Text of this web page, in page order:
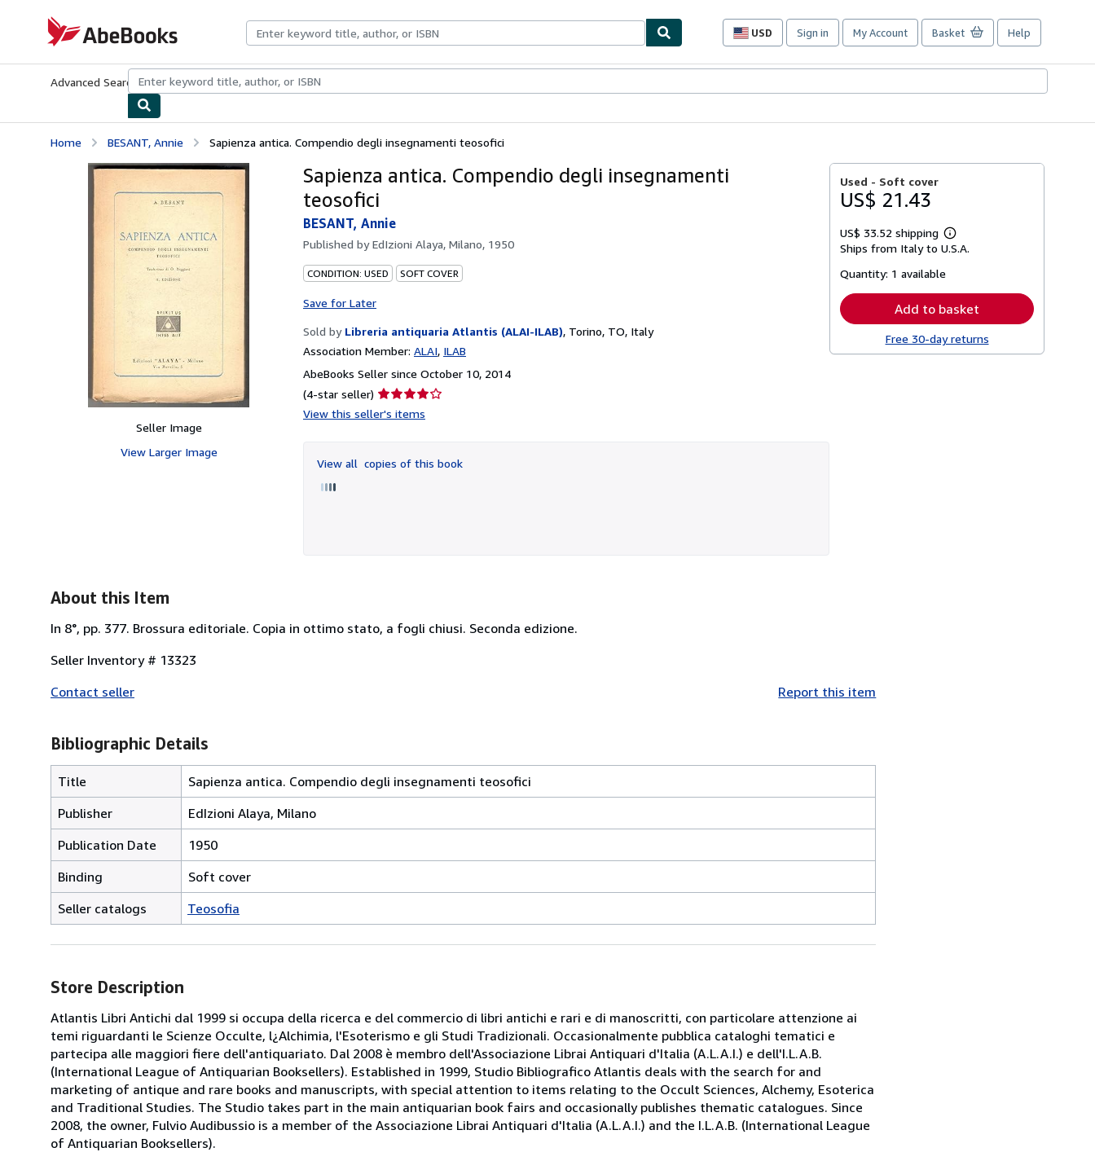
AbeBooks.com
USD
Site
preferences
Sign in My Account Basket Help
Advanced Search Browse CollectionsRare BooksArt & Collectibles
Home BESANT, Annie Sapienza antica. Compendio degli insegnamenti teosofici
Seller Image
View Larger Image
Sapienza antica. Compendio degli insegnamenti
teosofici
BESANT, Annie
Published byEdIzioni Alaya, Milano, 1950
CONDITION: USED SOFT COVER
Save for Later
Sold by Libreria antiquaria Atlantis (ALAI-ILAB), Torino, TO, Italy
Association Member: ALAI ILAB
AbeBooks Seller since October 10, 2014
(4-star seller) Seller
rating
of
5
View this seller's items
View all copies of this book
Used - Soft cover
US$ 21.43
US$ 33.52 shipping
Learn
more
Ships from Italy to U.S.A.
Quantity: 1 available
Add to basket
Free 30-day returns
About this Item
In 8°, pp. 377. Brossura editoriale. Copia in ottimo stato, a fogli chiusi. Seconda edizione.
Seller Inventory # 13323
Contact seller
Report this item
Bibliographic Details
Title
Sapienza antica. Compendio degli insegnamenti teosofici
Publisher
EdIzioni Alaya, Milano
Publication Date
1950
Binding
Soft cover
Seller catalogs
Teosofia
Store Description
Atlantis Libri Antichi dal 1999 si occupa della ricerca e del commercio di libri antichi e rari e di manoscritti, con particolare attenzione ai
temi riguardanti le Scienze Occulte, l¿Alchimia, l'Esoterismo e gli Studi Tradizionali. Occasionalmente pubblica cataloghi tematici e
partecipa alle maggiori fiere dell'antiquariato. Dal 2008 è membro dell'Associazione Librai Antiquari d'Italia (A.L.A.I.) e dell'I.L.A.B.
(International League of Antiquarian Booksellers). Established in 1999, Studio Bibliografico Atlantis deals with the search for and
marketing of antique and rare books and manuscripts, with special attention to items relating to the Occult Sciences, Alchemy, Esoterica
and Traditional Studies. The Studio takes part in the main antiquarian book fairs and occasionally publishes thematic catalogues. Since
2008, the owner, Fulvio Audibussio is a member of the Associazione Librai Antiquari d'Italia (A.L.A.I.) and the I.L.A.B. (International League
of Antiquarian Booksellers).